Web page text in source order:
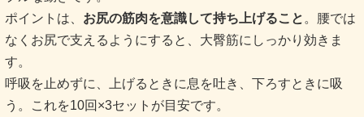
ポイントは、 お尻の筋肉を意識して持ち上げること 。腰では
なくお尻で支えるようにすると、大臀筋にしっかり効きま
す。
呼吸を止めずに、上げるときに息を吐き、下ろすときに吸
う。これを10回×3セットが目安です。